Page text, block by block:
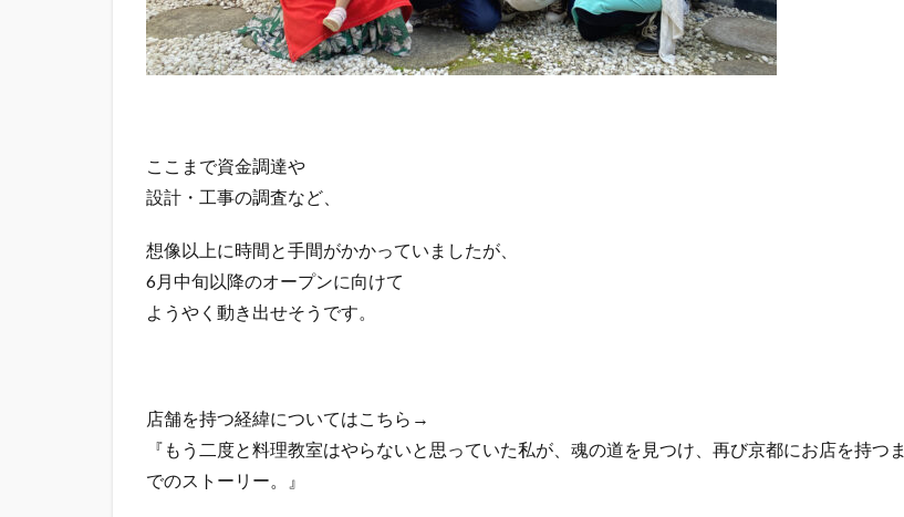
ここまで資金調達や
設計・工事の調査など、
想像以上に時間と手間がかかっていましたが、
6月中旬以降のオープンに向けて
ようやく動き出せそうです。
店舗を持つ経緯についてはこちら→
『もう二度と料理教室はやらないと思っていた私が、魂の道を見つけ、再び京都にお店を持つま
でのストーリー。』